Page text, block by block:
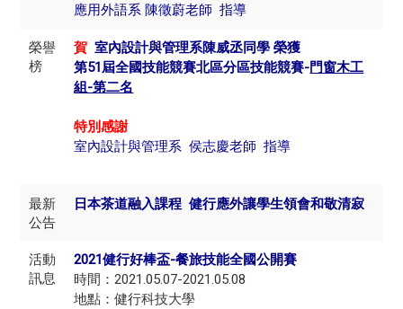
應用外語系 陳徵蔚老師 指導
榮譽
榜
賀​室內設計與管理系陳威丞同學 榮獲
第51屆全國技能競賽北區分區技能競賽-門窗木工
組-第二名
特別感謝
室內設計與管理系 侯志慶老師 指導
最新
公告
日本茶道融入課程 健行應外讓學生領會和敬清寂
活動
訊息
2021健行好棒盃-餐旅技能全國公開賽
時間：2021.05.07-2021.05.08
地點：健行科技大學